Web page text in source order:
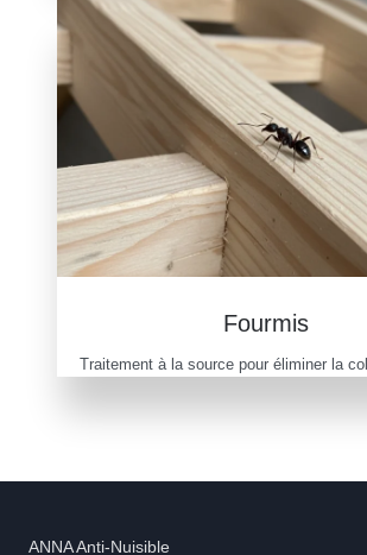
Fourmis
Traitement à la source pour éliminer la
ANNA Anti-Nuisible